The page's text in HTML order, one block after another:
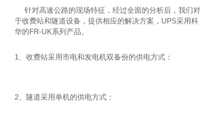
针对高速公路的现场特征，经过全面的分析后，我们对
于收费站和隧道设备，提供相应的解决方案，UPS采用科
华的FR-UK系列产品。
1、收费站采用市电和发电机双备份的供电方式：
2、隧道采用单机的供电方式：